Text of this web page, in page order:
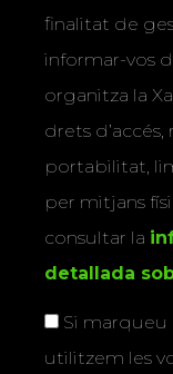
finalitat de
informar-vos
organitza la
drets d’accés,
portabilitat,
per mitjans
consultar la
detallada
Si marqueu
utilitzem les